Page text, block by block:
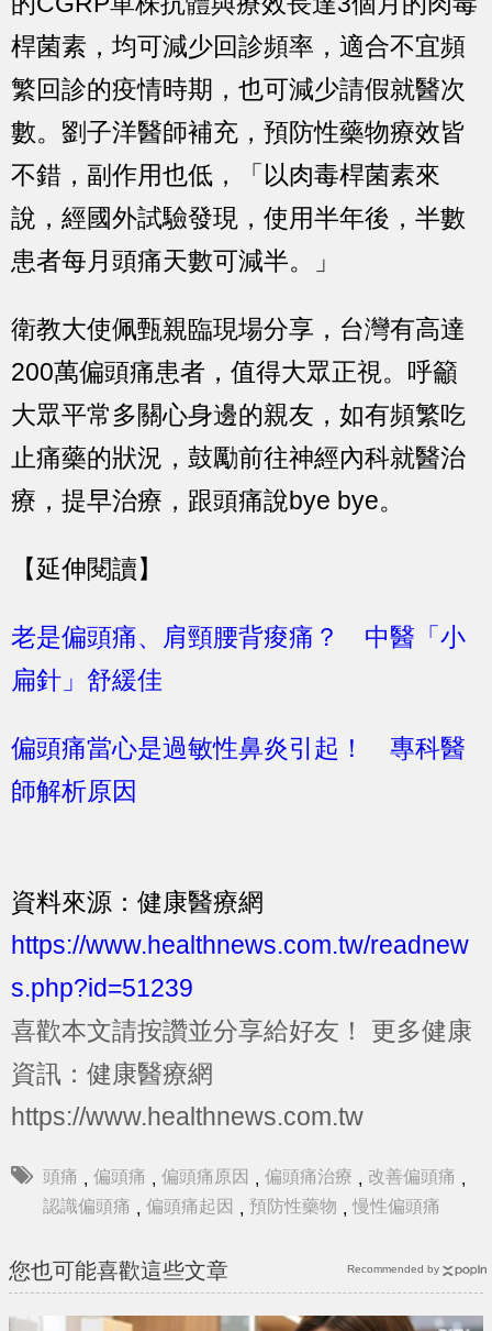
桿菌素，均可減少回診頻率，適合不宜頻
繁回診的疫情時期，也可減少請假就醫次
數。劉子洋醫師補充，預防性藥物療效皆
不錯，副作用也低，「以肉毒桿菌素來
說，經國外試驗發現，使用半年後，半數
患者每月頭痛天數可減半。」
衛教大使佩甄親臨現場分享，台灣有高達
200萬偏頭痛患者，值得大眾正視。呼籲
大眾平常多關心身邊的親友，如有頻繁吃
止痛藥的狀況，鼓勵前往神經內科就醫治
療，提早治療，跟頭痛說bye bye。
【延伸閱讀】
老是偏頭痛、肩頸腰背痠痛？ 中醫「小
扁針」舒緩佳
偏頭痛當心是過敏性鼻炎引起！ 專科醫
師解析原因
資料來源：健康醫療網
https://www.healthnews.com.tw/readnew
s.php?id=51239
喜歡本文請按讚並分享給好友！
更多健康
資訊：健康醫療網
https://www.healthnews.com.tw
頭痛 , 偏頭痛 , 偏頭痛原因 , 偏頭痛治療 , 改善偏頭痛 ,
認識偏頭痛 , 偏頭痛起因 , 預防性藥物 , 慢性偏頭痛
您也可能喜歡這些文章 Recommended by